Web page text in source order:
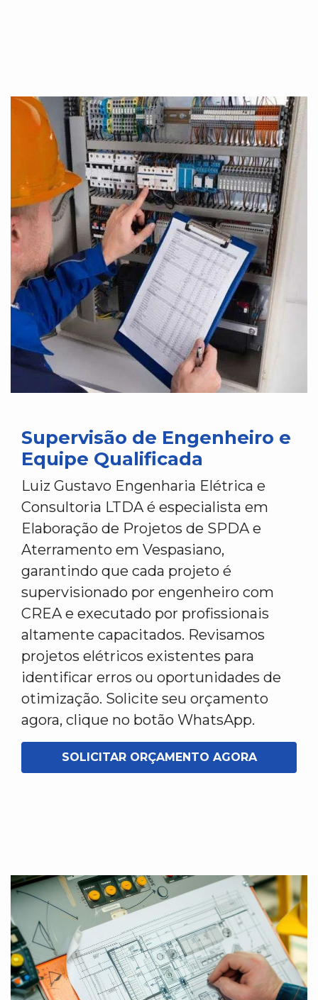
Supervisão de Engenheiro e
Equipe Qualificada
Luiz Gustavo Engenharia Elétrica e
Consultoria LTDA é especialista em
Elaboração de Projetos de SPDA e
Aterramento em Vespasiano,
garantindo que cada projeto é
supervisionado por engenheiro com
CREA e executado por profissionais
altamente capacitados. Revisamos
projetos elétricos existentes para
identificar erros ou oportunidades de
otimização. Solicite seu orçamento
agora, clique no botão WhatsApp.
SOLICITAR ORÇAMENTO AGORA